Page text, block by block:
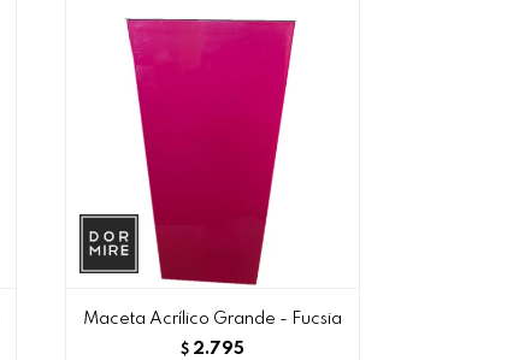
Maceta Acrílico Grande - Fucsia
$ 2.795